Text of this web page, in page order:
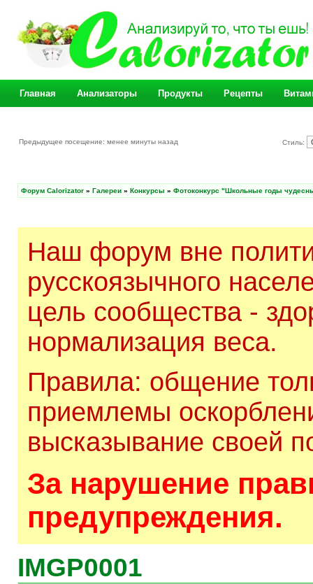
Главная Анализаторы Продукты Рецепты
Предыдущее посещение: менее минуты назад Стиль:
Форум Calorizator » Галереи » Конкурсы » Фотоконкурс "Школьные годы
Наш форум вне
русскоязычного
цель сообщества -
нормализация веса.
Правила: общение
приемлемы
высказывание своей
За нарушение
предупреждения.
IMGP0001